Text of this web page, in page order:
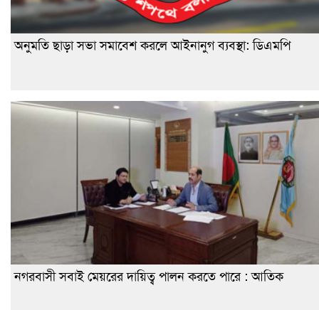
অনুমতি ছাড়া সভা সমাবেশ করলে আইনানুগ ব্যবস্থা: ডিএমপি
নগরবাসী সবাই মেয়রের দায়িত্ব পালন করতে পারে : আতিক